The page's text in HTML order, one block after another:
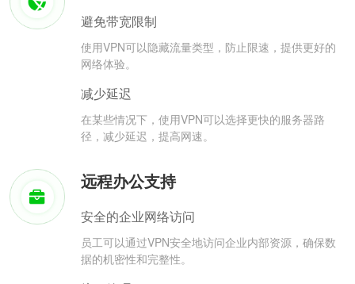
避免带宽限制
使用VPN可以隐藏流量类型，防止限速，提供更好的
网络体验。
减少延迟
在某些情况下，使用VPN可以选择更快的服务器路
径，减少延迟，提高网速。
远程办公支持
安全的企业网络访问
员工可以通过VPN安全地访问企业内部资源，确保数
据的机密性和完整性。